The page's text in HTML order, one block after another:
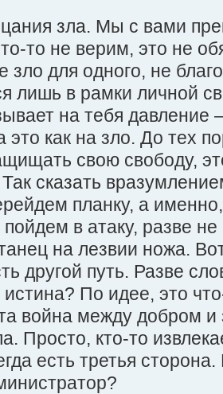
зла. Мы с вами
то не верим, это не
зло для одного, не
лишь в рамки личной
на тебя давление
это как на зло. До тех
свою свободу,
сказать
планку, а
пойдем в атаку, разве
на лезвии ножа.
другой путь. Разве
По идее, это
война между добром и
Просто, кто-то
есть третья